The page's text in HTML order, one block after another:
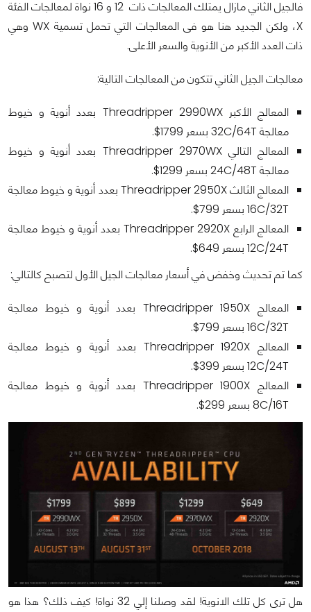
فالجيل الثاني مازال يمتلك المعالجات ذات 12 و 16 نواة لمعالجات الفئة
X، ولكن الجديد هنا هو فى المعالجات التي تحمل تسمية WX وهي
ذات العدد الأكبر من الأنوية والسعر الأعلى.
معالجات الجيل الثاني تتكون من المعالجات التالية:
المعالج الأكبر Threadripper 2990WX بعدد أنوية و خيوط
معالجة 32C/64T بسعر 1799$.
المعالج التالي Threadripper 2970WX بعدد أنوية و خيوط
معالجة 24C/48T بسعر 1299$.
المعالج الثالث Threadripper 2950X بعدد أنوية و خيوط معالجة
16C/32T بسعر 799$.
المعالج الرابع Threadripper 2920X بعدد أنوية و خيوط معالجة
12C/24T بسعر 649$.
كما تم تحديث وخفض في أسعار معالجات الجيل الأول لتصبح كالتالي:
المعالج Threadripper 1950X بعدد أنوية و خيوط معالجة
16C/32T بسعر 799$.
المعالج Threadripper 1920X بعدد أنوية و خيوط معالجة
12C/24T بسعر 399$.
المعالج Threadripper 1900X بعدد أنوية و خيوط معالجة
8C/16T بسعر 299$.
هل ترى كل تلك الانوية! لقد وصلنا إلي 32 نواة! كيف ذلك؟ هذا هو